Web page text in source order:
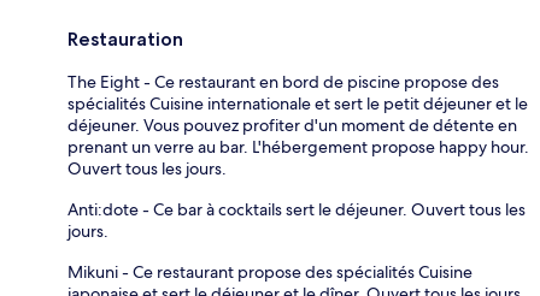
Restauration
The Eight - Ce restaurant en bord de piscine propose des
spécialités Cuisine internationale et sert le petit déjeuner et le
déjeuner. Vous pouvez profiter d'un moment de détente en
prenant un verre au bar. L'hébergement propose happy hour.
Ouvert tous les jours.
Anti:dote - Ce bar à cocktails sert le déjeuner. Ouvert tous les
jours.
Mikuni - Ce restaurant propose des spécialités Cuisine